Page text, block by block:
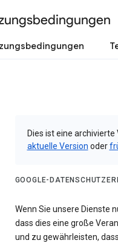
Dies ist eine
aktuelle Version oder
GOOGLE-
Wenn Sie unsere Dienste
dass dies eine große
und zu gewährleisten,